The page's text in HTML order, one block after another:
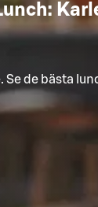
Se de bästa